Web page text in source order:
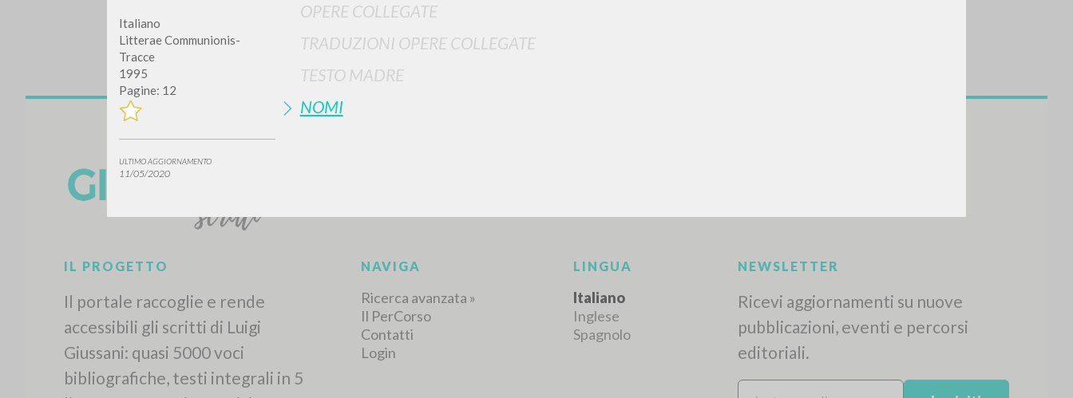
Italiano
Litterae Communionis-
Tracce
1995
Pagine: 12
ULTIMO AGGIORNAMENTO
11/05/2020
OPERE COLLEGATE
TRADUZIONI OPERE COLLEGATE
TESTO MADRE
NOMI
RISULTATI SUCCESSIVI
IL PROGETTO
Il portale raccoglie e rende
accessibili gli scritti di Luigi
Giussani: quasi 5000 voci
bibliografiche, testi integrali in 5
NAVIGA
Ricerca avanzata »
Il PerCorso
Contatti
Login
LINGUA
Italiano
Inglese
Spagnolo
NEWSLETTER
Ricevi aggiornamenti su nuove
pubblicazioni, eventi e percorsi
editoriali.